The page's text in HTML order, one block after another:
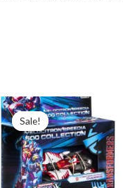
Sale!
Sale!
Pierwotna
cena
wynosiła:
233,79 zł.
cena
166,99